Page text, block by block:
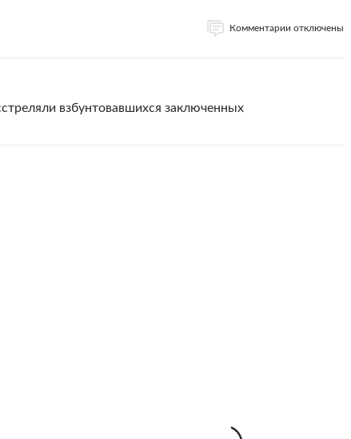
Комментарии отключены
взбунтовавшихся заключенных